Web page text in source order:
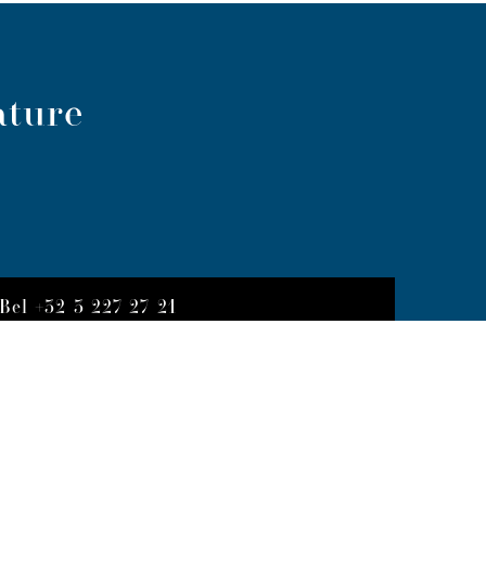
+32 3 227 27 21